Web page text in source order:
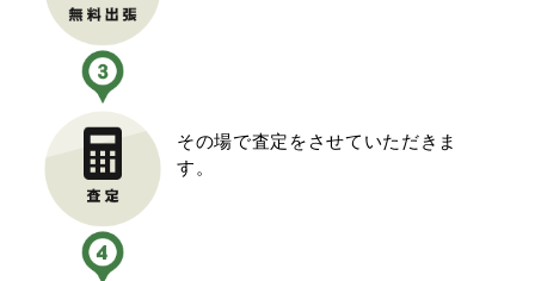
その場で査定をさせていただきま
す。